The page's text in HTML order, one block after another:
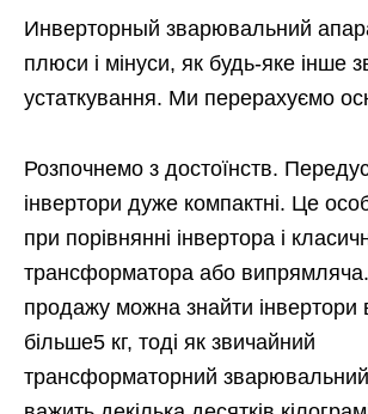
Инверторный зварювальний
плюси і мінуси, як будь-яке інше
устаткування. Ми перерахуємо
Розпочнемо з достоїнств.
інвертори дуже компактні. Це
при порівнянні інвертора і
трансформатора або
продажу можна знайти інвертори
більше5 кг, тоді як звичайний
трансформаторний